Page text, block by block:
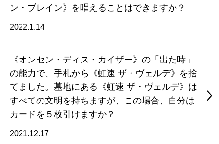
ン・ブレイン》を唱えることはできますか？
2022.1.14
《オンセン・ディス・カイザー》の「出た時」
の能力で、手札から《虹速 ザ・ヴェルデ》を捨
てました。墓地にある《虹速 ザ・ヴェルデ》は
すべての文明を持ちますが、この場合、自分は
カードを５枚引けますか？
2021.12.17